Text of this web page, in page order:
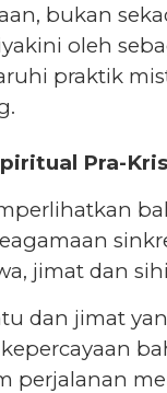
bukan
oleh
praktik
Pra-
jimat dan
dan jimat
perjalanan